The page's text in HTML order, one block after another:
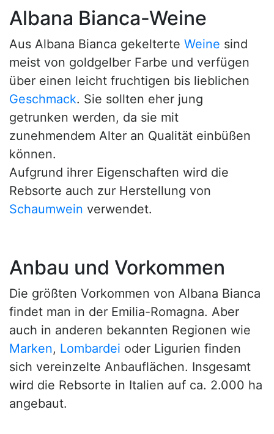
Albana Bianca-Weine
Aus Albana Bianca gekelterte Weine sind
meist von goldgelber Farbe und verfügen
über einen leicht fruchtigen bis lieblichen
Geschmack. Sie sollten eher jung
getrunken werden, da sie mit
zunehmendem Alter an Qualität einbüßen
können.
Aufgrund ihrer Eigenschaften wird die
Rebsorte auch zur Herstellung von
Schaumwein verwendet.
Anbau und Vorkommen
Die größten Vorkommen von Albana Bianca
findet man in der Emilia-Romagna. Aber
auch in anderen bekannten Regionen wie
Marken, Lombardei oder Ligurien finden
sich vereinzelte Anbauflächen. Insgesamt
wird die Rebsorte in Italien auf ca. 2.000 ha
angebaut.